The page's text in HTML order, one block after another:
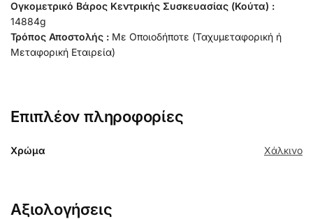
Ογκομετρικό Βάρος Κεντρικής Συσκευασίας (Κούτα) :
14884g
Τρόπος Αποστολής : Με Οποιοδήποτε (Ταχυμεταφορική ή
Μεταφορική Εταιρεία)
Επιπλέον πληροφορίες
Χρώμα Χάλκινο
Αξιολογήσεις